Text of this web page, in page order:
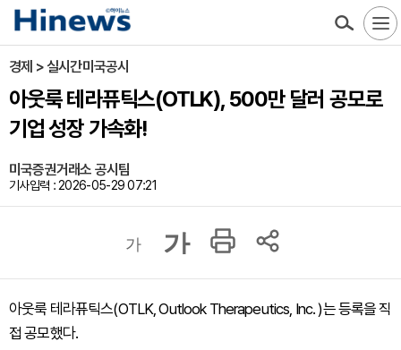
경제 > 실시간미국공시
아웃룩 테라퓨틱스(OTLK), 500만 달러 공모로
기업 성장 가속화!
미국증권거래소 공시팀
기사입력 : 2026-05-29 07:21
가 가
아웃룩 테라퓨틱스(OTLK, Outlook Therapeutics, Inc. )는 등록을 직
접 공모했다.